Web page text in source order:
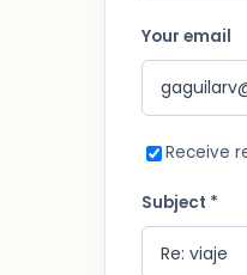
Your email
Receive
Subject *